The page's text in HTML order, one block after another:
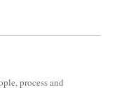
process and